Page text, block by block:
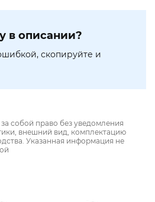
в описании?
скопируйте и
собой право без уведомления
внешний вид, комплектацию
Указанная информация не